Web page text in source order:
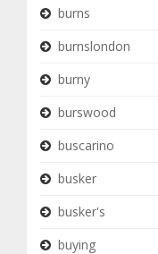
burns
burnslondon
burny
burswood
buscarino
busker
busker's
buying